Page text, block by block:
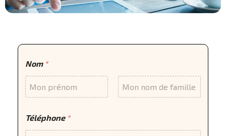
Nom *
Téléphone *